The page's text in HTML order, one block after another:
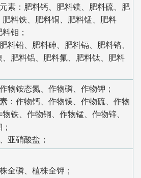
素：肥料钙、肥料镁、肥料硫、肥
料铁、肥料铜、肥料锰、肥料
钼；
料铅、肥料砷、肥料镉、肥料铬、
肥料铝、肥料氟、肥料钛、肥料
物铵态氮、作物磷、作物钾；
：作物钙、作物镁、作物硫、作物
铁、作物铜、作物锰、作物锌、
亚硝酸盐；
全磷、植株全钾；